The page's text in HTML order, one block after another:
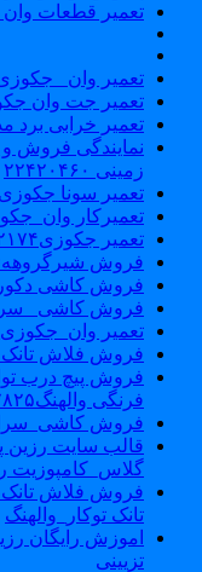
تعمیر قطعات وان
تعمیر وان _جکوزی۰۹۱۲۱۵۰۷۸۲۵
تعمیر جت وان
تعمیر خرابی برد
نمایندگی فروش و
زمینی ۲۲۴۲۰۴۶۰
تعمیر سونا جکوزی۰۹۱۲۱۵۰۷۸۲۵#| Sauna | Jacuzzi
تعمیرکار
تعمیر جکوزی۸۸۰۴۲۱۷۴_فروش وان جکوزی
فروش شیرگروهه۸۸۰۴۲۱۷۴_تعمیر شیرگروهه
فروش کاشی دکوراتیو۸۸۰۴۲۱۷۴_فروش کاشی بین
فروش کاشی
تعمیر وان_جکوزی_
فروش فلاش تانک
فروش پیچ درب
فرنگی والهنگ۰۹۱۲۱۵۰۷۸۲۵
فروش کاشی_سرامیک
قالب سایت رزین
گلاس_کامپوزیت
فروش فلاش تانک
تانک توکار_والهنگ
اموزش رایگان رزین
تزیینی